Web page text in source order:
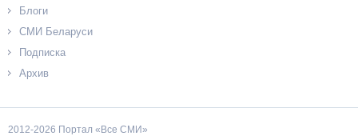
Блоги
СМИ Беларуси
Подписка
Архив
2012-2026 Портал «Все СМИ»